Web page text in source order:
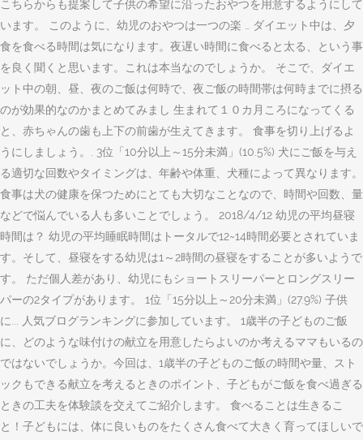
こちらからも提案して子供の希望に沿ったおやつを用意するようにして
います。 このように、幼児のおやつは一つの楽 … ダイエット中は、夕
食を食べる時間は気になります。夜遅い時間に食べると太る、という事
を良く聞くと思います。これは本当なのでしょうか。 そこで、ダイエ
ット中の朝、昼、夜のご飯は何時で、夜ご飯の時間帯は何時までに摂る
のが効果的なのかまとめてみまし 生まれて１０カ月ころになってくる
と、赤ちゃんの歯も上下の前歯が生えてきます。 食事を切り上げるよ
うにしましょう。. 3位「10分以上～15分未満」(10.5%) 犬にご飯を与え
る適切な回数やタイミングは、年齢や体重、犬種によって異なります。
食事は犬の健康を保つためにとても大切なことなので、時間や回数、量
などで悩んでいる人も多いことでしょう。 2018/4/12 幼児の平均昼寝
時間は？ 幼児の平均睡眠時間はトータルで12~14時間必要とされていま
す。そして、昼寝をする幼児は1～2時間の昼寝をすることが多いようで
す。 ただ個人差があり、幼児にもショートスリーパーとロングスリー
パーの2タイプがあります。 1位「15分以上～20分未満」(27.9%) 子供
に... 人気ブログランキングに参加しています。 1歳半の子どものご飯
に、どのような味付けの献立を用意したらよいのか考えるママもいるの
ではないでしょうか。今回は、1歳半の子どものご飯の時間や量、スト
ックもできる献立を考えるときのポイント、子どもがご飯を食べ過ぎる
ときの工夫を体験談を交えてご紹介します。 食べることは生きるこ
と！子どもには、体に良いものをたくさん食べて大きく育ってほしいで